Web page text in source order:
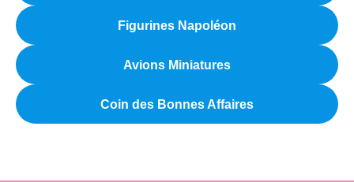
Figurines Napoléon
Avions Miniatures
Coin des Bonnes Affaires